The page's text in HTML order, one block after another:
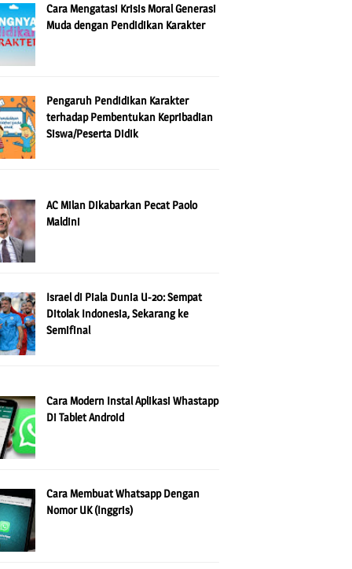
Cara Mengatasi Krisis Moral Generasi
Muda dengan Pendidikan Karakter
Pengaruh Pendidikan Karakter
terhadap Pembentukan Kepribadian
Siswa/Peserta Didik
AC Milan Dikabarkan Pecat Paolo
Maldini
Israel di Piala Dunia U-20: Sempat
Ditolak Indonesia, Sekarang ke
Semifinal
Cara Modern Instal Aplikasi Whastapp
Di Tablet Android
Cara Membuat Whatsapp Dengan
Nomor UK (Inggris)